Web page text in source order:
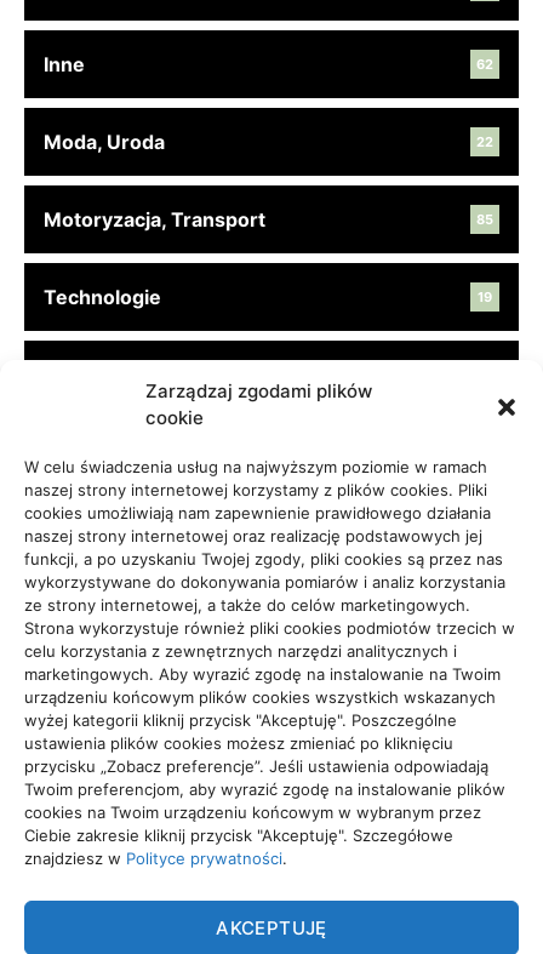
Zarządzaj zgodami plików
cookie
W celu świadczenia usług na najwyższym poziomie w ramach
naszej strony internetowej korzystamy z plików cookies. Pliki
cookies umożliwiają nam zapewnienie prawidłowego działania
naszej strony internetowej oraz realizację podstawowych jej
funkcji, a po uzyskaniu Twojej zgody, pliki cookies są przez nas
wykorzystywane do dokonywania pomiarów i analiz korzystania
ze strony internetowej, a także do celów marketingowych.
Strona wykorzystuje również pliki cookies podmiotów trzecich w
celu korzystania z zewnętrznych narzędzi analitycznych i
marketingowych. Aby wyrazić zgodę na instalowanie na Twoim
urządzeniu końcowym plików cookies wszystkich wskazanych
wyżej kategorii kliknij przycisk "Akceptuję". Poszczególne
ustawienia plików cookies możesz zmieniać po kliknięciu
przycisku „Zobacz preferencje”. Jeśli ustawienia odpowiadają
Twoim preferencjom, aby wyrazić zgodę na instalowanie plików
cookies na Twoim urządzeniu końcowym w wybranym przez
Ciebie zakresie kliknij przycisk "Akceptuję". Szczegółowe
znajdziesz w Polityce prywatności.
AKCEPTUJĘ
Inne 62
Moda, Uroda 22
Motoryzacja, Transport 85
Technologie 19
Zdrowie, Medycyna 108
Projekty domów Rzeszów
wizytówki nap
TRADE